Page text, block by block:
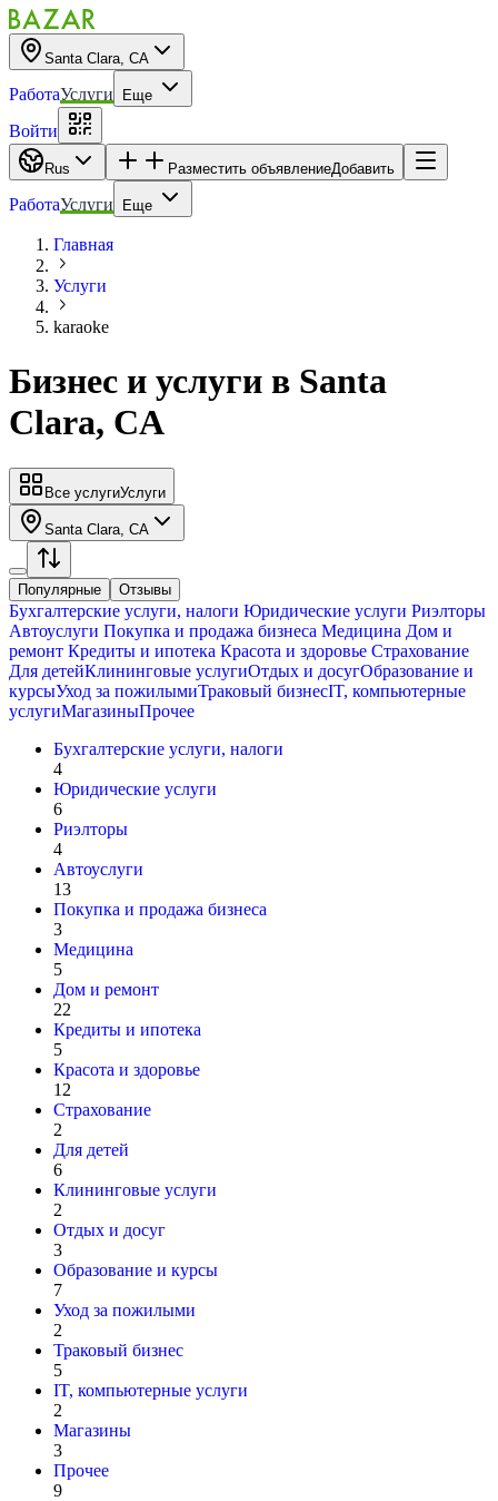
Santa Clara, CA
РаботаУслуги Еще
Войти
Rus Разместить объявлениеДобавить
РаботаУслуги Еще
Главная
Услуги
karaoke
Бизнес и услуги в Santa
Clara, CA
Все услугиУслуги
Santa Clara, CA
Популярные Отзывы
Бухгалтерские услуги, налоги Юридические услуги Риэлторы
Автоуслуги Покупка и продажа бизнеса Медицина Дом и
ремонт Кредиты и ипотека Красота и здоровье Страхование
Для детейКлининговые услугиОтдых и досугОбразование и
курсыУход за пожилымиТраковый бизнесIT, компьютерные
услугиМагазиныПрочее
Бухгалтерские услуги, налоги
4
Юридические услуги
6
Риэлторы
4
Автоуслуги
13
Покупка и продажа бизнеса
3
Медицина
5
Дом и ремонт
22
Кредиты и ипотека
5
Красота и здоровье
12
Страхование
2
Для детей
6
Клининговые услуги
2
Отдых и досуг
3
Образование и курсы
7
Уход за пожилыми
2
Траковый бизнес
5
IT, компьютерные услуги
2
Магазины
3
Прочее
9